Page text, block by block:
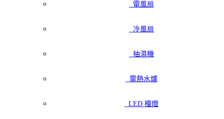
電風扇
冷風扇
抽濕機
電熱水爐
LED 檯燈